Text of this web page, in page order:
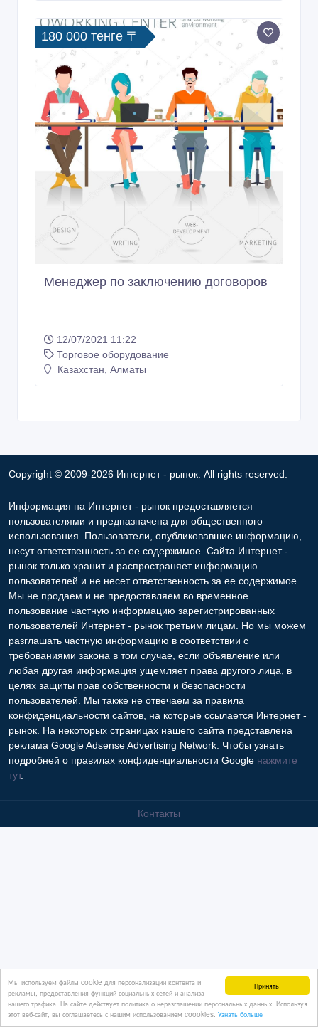
Принять!
Мы используем файлы cookie для персонализации контента и
рекламы, предоставления функций социальных сетей и анализа
нашего трафика. На сайте действует политика о неразглашении персональных данных. Используя
этот веб-сайт, вы соглашаетесь с нашим использованием coookies. Узнать больше
180 000 тенге 〒
Менеджер по заключению договоров
12/07/2021 11:22
Торговое оборудование
Казахстан, Алматы
Copyright © 2009-2026 Интернет - рынок. All rights reserved.
Информация на Интернет - рынок предоставляется
пользователями и предназначена для общественного
использования. Пользователи, опубликовавшие информацию,
несут ответственность за ее содержимое. Сайта Интернет -
рынок только хранит и распространяет информацию
пользователей и не несет ответственность за ее содержимое.
Мы не продаем и не предоставляем во временное
пользование частную информацию зарегистрированных
пользователей Интернет - рынок третьим лицам. Но мы можем
разглашать частную информацию в соответствии с
требованиями закона в том случае, если объявление или
любая другая информация ущемляет права другого лица, в
целях защиты прав собственности и безопасности
пользователей. Мы также не отвечаем за правила
конфиденциальности сайтов, на которые ссылается Интернет -
рынок. На некоторых страницах нашего сайта представлена
реклама Google Adsense Advertising Network. Чтобы узнать
подробней о правилах конфиденциальности Google нажмите
тут.
Контакты